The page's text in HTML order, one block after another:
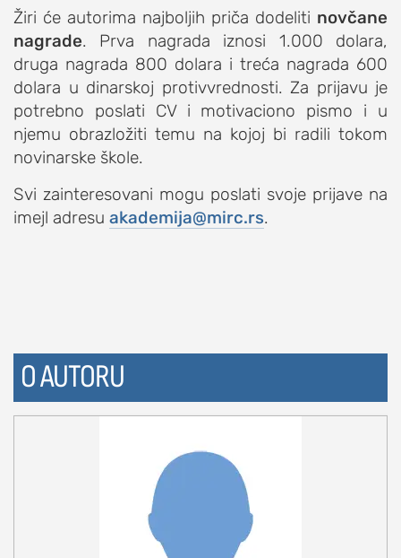
it
kolumna
sdl podkast
STUDENTSKI DNEVNI LIST
o nama
impresum
kontakt
Žiri će autorima najboljih priča dodeliti novčane
nagrade. Prva nagrada iznosi 1.000 dolara,
druga nagrada 800 dolara i treća nagrada 600
dolara u dinarskoj protivvrednosti. Za prijavu je
potrebno poslati CV i motivaciono pismo i u
njemu obrazložiti temu na kojoj bi radili tokom
novinarske škole.
Svi zainteresovani mogu poslati svoje prijave na
imejl adresu akademija@mirc.rs.
O AUTORU